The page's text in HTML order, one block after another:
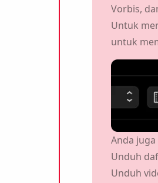
Vorbis,
Untuk
untuk
Anda juga
Unduh
Unduh